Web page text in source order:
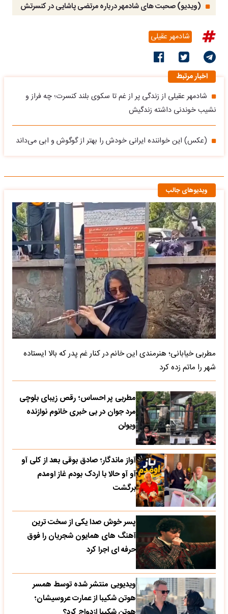
(ویدیو) صحبت های شادمهر درباره مرتضی پاشایی در کنسرتش
شادمهر عقیلی
اخبار مرتبط
شادمهر عقیلی از زندگی پر از غم تا سکوی بلند کنسرت؛ چه فراز و
نشیب خوندنی داشته زندگیش
(عکس) این خواننده ایرانی خودش را بهتر از گوگوش و ابی می‌داند
ویدیوهای جالب
مطربی خیابانی؛ هنرمندی این خانم در کنار غم پدر که بالا ایستاده
شهر را ماتم زده کرد
مطربی پر احساس؛ رقص زیبای بلوچی
مرد جوان در بی خبری خانوم نوازنده
ویولن
آواز ماندگار؛ صادق بوقی بعد از کلی آو
آو آو حالا با اردک بودم غاز اومدم
برگشت
پسر خوش صدا یکی از سخت ترین
آهنگ های همایون شجریان را فوق
حرفه ای اجرا کرد
ویدیویی منتشر شده توسط همسر
هوتن شکیبا از عمارت عروسیشان؛